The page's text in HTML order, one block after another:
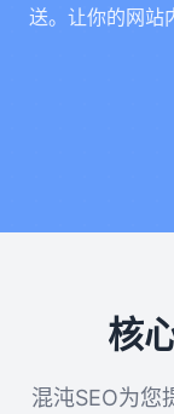
送。让你的网站
核
混沌SEO为您